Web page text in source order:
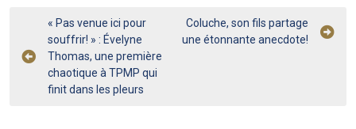
Navigation
de
l’article
« Pas venue ici pour
souffrir! » : Évelyne
Thomas, une première
chaotique à TPMP qui
finit dans les pleurs
Coluche, son fils partage
une étonnante anecdote!